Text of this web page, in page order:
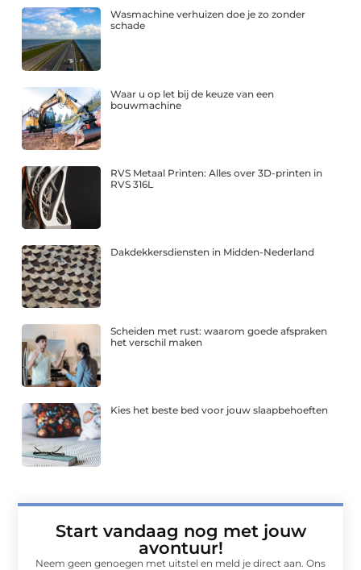
Wasmachine verhuizen doe je zo zonder
schade
Waar u op let bij de keuze van een
bouwmachine
RVS Metaal Printen: Alles over 3D-printen in
RVS 316L
Dakdekkersdiensten in Midden-Nederland
Scheiden met rust: waarom goede afspraken
het verschil maken
Kies het beste bed voor jouw slaapbehoeften
Start vandaag nog met jouw
avontuur!
Neem geen genoegen met uitstel en meld je direct aan. Ons